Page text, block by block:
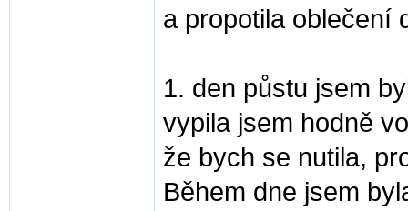
a propotila oblečení
1. den půstu jsem
vypila jsem hodně
že bych se nutila,
Během dne jsem